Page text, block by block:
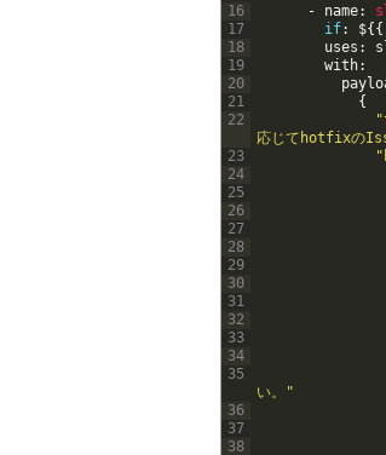
16
17
18
19
20
21
22
23
24
25
26
27
28
29
30
31
32
33
34
35
36
37
38
-
name:
if: ${ {
uses :
with:
{
応じてhotfixの
い。"